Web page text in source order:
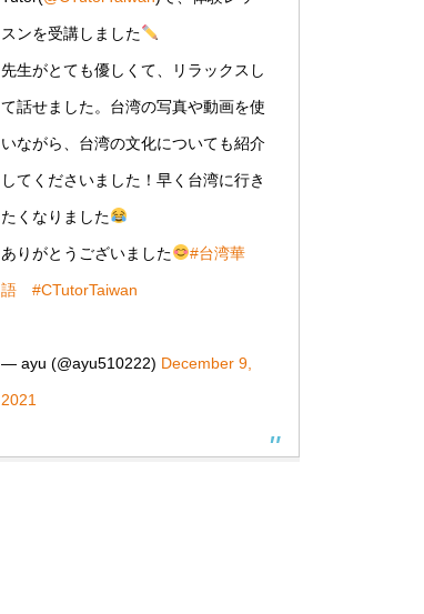
スンを受講しました
先生がとても優しくて、リラックスし
て話せました。台湾の写真や動画を使
いながら、台湾の文化についても紹介
してくださいました！早く台湾に行き
たくなりました
ありがとうございました #台湾華
語 #CTutorTaiwan
— ayu (@ayu510222) December 9,
2021